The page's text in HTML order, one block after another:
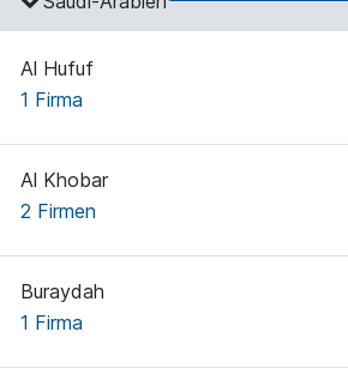
Al Hufuf
1 Firma
Al Khobar
2 Firmen
Buraydah
1 Firma